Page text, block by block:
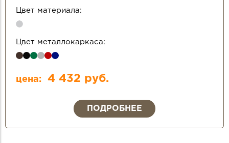
Цвет материала:
Цвет металлокаркаса:
цена: 4 432 руб.
ПОДРОБНЕЕ